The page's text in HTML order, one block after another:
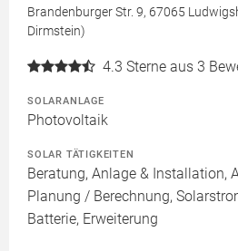
Brandenburger Str. 9, 67065
Dirmstein)
4.3 Sterne aus 3
SOLARANLAGE
Photovoltaik
SOLAR TÄTIGKEITEN
Beratung, Anlage & Installation,
Planung / Berechnung,
Batterie, Erweiterung